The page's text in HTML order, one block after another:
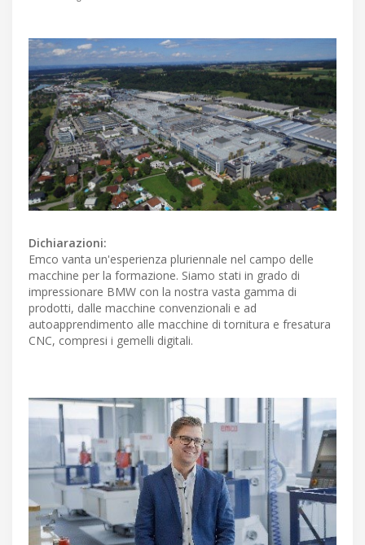
Dichiarazioni:
Emco vanta un'esperienza pluriennale nel campo delle
macchine per la formazione. Siamo stati in grado di
impressionare BMW con la nostra vasta gamma di
prodotti, dalle macchine convenzionali e ad
autoapprendimento alle macchine di tornitura e fresatura
CNC, compresi i gemelli digitali.